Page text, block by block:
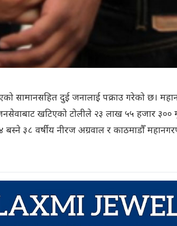
सामानसहित दुई जनालाई पक्राउ गरेको छ।
जनसेवाबाट खटिएको टोलीले २३ लाख ५५ हजार ३००
३८ वर्षीय नीरज अग्रवाल र काठमाडौँ